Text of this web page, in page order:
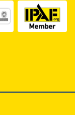
ISO 1, otwiera
PDF z certyfikatem
do dokumentu
Business